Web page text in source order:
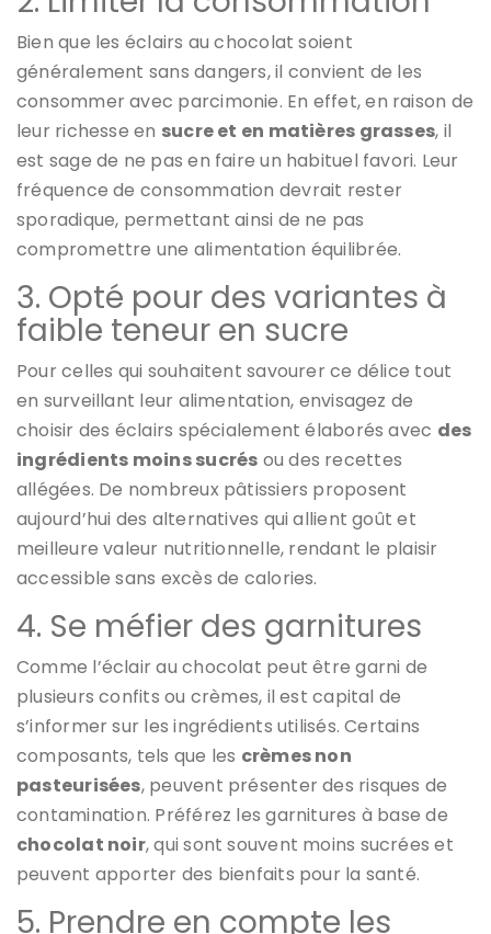
Bien que les éclairs au chocolat soient
généralement sans dangers, il convient de les
consommer avec parcimonie. En effet, en raison de
leur richesse en sucre et en matières grasses, il
est sage de ne pas en faire un habituel favori. Leur
fréquence de consommation devrait rester
sporadique, permettant ainsi de ne pas
compromettre une alimentation équilibrée.
3. Opté pour des variantes à
faible teneur en sucre
Pour celles qui souhaitent savourer ce délice tout
en surveillant leur alimentation, envisagez de
choisir des éclairs spécialement élaborés avec des
ingrédients moins sucrés ou des recettes
allégées. De nombreux pâtissiers proposent
aujourd’hui des alternatives qui allient goût et
meilleure valeur nutritionnelle, rendant le plaisir
accessible sans excès de calories.
4. Se méfier des garnitures
Comme l’éclair au chocolat peut être garni de
plusieurs confits ou crèmes, il est capital de
s’informer sur les ingrédients utilisés. Certains
composants, tels que les crèmes non
pasteurisées, peuvent présenter des risques de
contamination. Préférez les garnitures à base de
chocolat noir, qui sont souvent moins sucrées et
peuvent apporter des bienfaits pour la santé.
5. Prendre en compte les